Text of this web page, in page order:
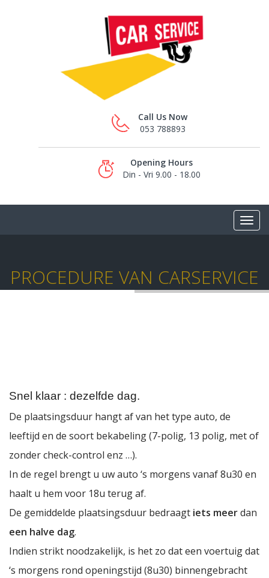
Call Us Now
053 788893
Opening Hours
Din - Vri 9.00 - 18.00
PROCEDURE VAN CARSERVICE
Snel klaar : dezelfde dag.
De plaatsingsduur hangt af van het type auto, de
leeftijd en de soort bekabeling (7-polig, 13 polig, met of
zonder check-control enz …).
In de regel brengt u uw auto ‘s morgens vanaf 8u30 en
haalt u hem voor 18u terug af.
De gemiddelde plaatsingsduur bedraagt iets meerdan
een halve dag.
Indien strikt noodzakelijk, is het zo dat een voertuig dat
‘s morgens rond openingstijd (8u30) binnengebracht